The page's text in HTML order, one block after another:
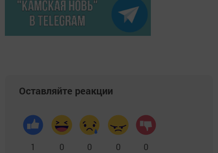
Оставляйте реакции
1 0 0 0 0